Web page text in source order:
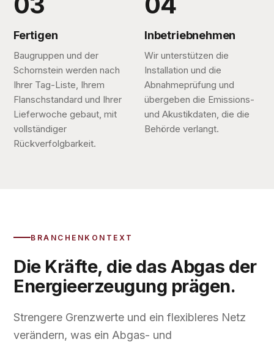
Fertigen
Baugruppen und der
Schornstein werden nach
Ihrer Tag-Liste, Ihrem
Flanschstandard und Ihrer
Lieferwoche gebaut, mit
vollständiger
Rückverfolgbarkeit.
Inbetriebnehmen
Wir unterstützen die
Installation und die
Abnahmeprüfung und
übergeben die Emissions-
und Akustikdaten, die die
Behörde verlangt.
BRANCHENKONTEXT
Die Kräfte, die das Abgas der
Energieerzeugung prägen.
Strengere Grenzwerte und ein flexibleres Netz
verändern, was ein Abgas- und